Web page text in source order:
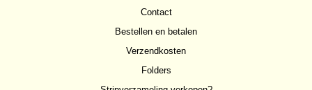
Contact
Bestellen en betalen
Verzendkosten
Folders